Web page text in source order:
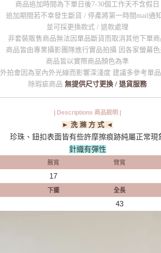
商品追加時間為下單日後7-30個工作天不含假日
追加期間若不幸發生斷貨 / 停產將第一時間mail通
並可採更換款式 / 退款處理
非套裝販售商品無法因單品斷貨而取消其他下單商
商品皆由專業攝影團隊進行實品拍攝 因各家螢幕色
商品皆以實際商品顏色為準
外拍會因為室內外光線而影響深淺度 建議多參考單
除瑕疵商品 無提供尺寸更換 / 退貨服務
| Descriptions 商品說明 |
► 洗 滌 方 式 ◄
珍珠、鈕扣表面皆有些許摩擦痕跡純屬正常現
針織有彈性
腋寬 臂寬
17
下擺 全長
43